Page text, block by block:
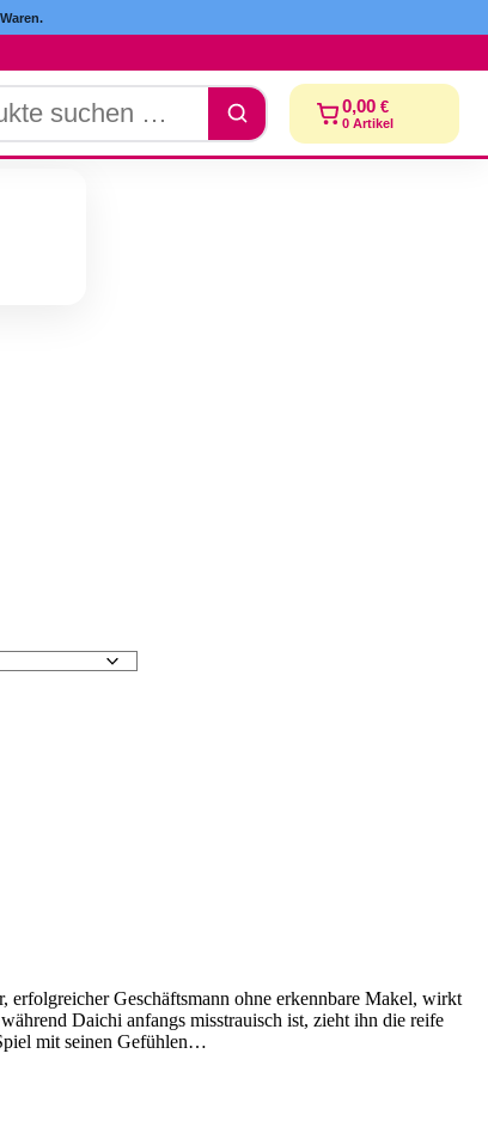
0,00 €
0Artikel
erfolgreicher Geschäftsmann ohne erkennbare Makel, wirkt
Daichi anfangs misstrauisch ist, zieht ihn die reife
mit seinen Gefühlen…